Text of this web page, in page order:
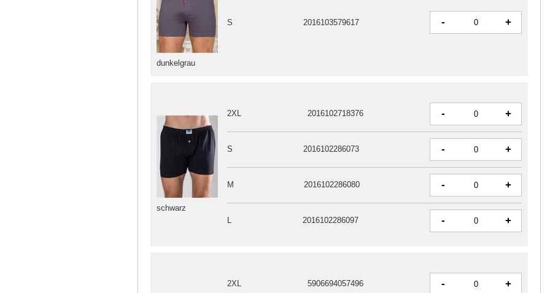
dunkelgrau
S 2016103579617 - +
schwarz
2XL 2016102718376 - +
S 2016102286073 - +
M 2016102286080 - +
L 2016102286097 - +
2XL 5906694057496 - +